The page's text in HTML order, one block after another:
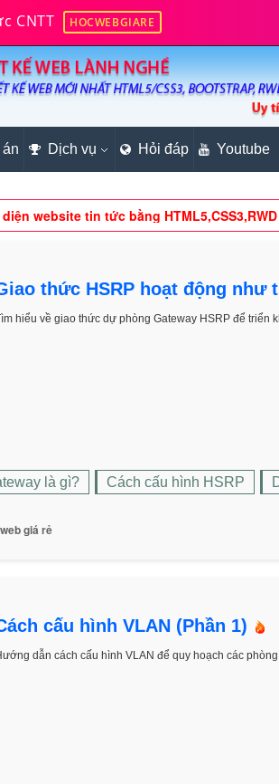
CNTT HOCWEBGIARE
Dịch vụ Hỏi đáp Youtube
dữ liệu theo chiều ngang dùng div (Phần 4)
đối tượng PHP viết chương trình ghi &
Array trong PHP (Phần 3)
thức HSRP hoạt động như
hiểu về giao thức dự phòng Gateway HSRP để triển
là gì? Cách cấu hình HSRP
giá rẻ
cấu hình VLAN (Phần 1)
dẫn cách cấu hình VLAN để quy hoạch các